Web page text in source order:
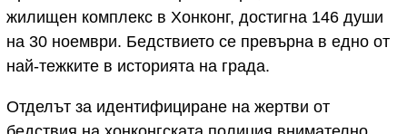
жилищен комплекс в Хонконг, достигна 146 души
на 30 ноември. Бедствието се превърна в едно от
най-тежките в историята на града.
Отделът за идентифициране на жертви от